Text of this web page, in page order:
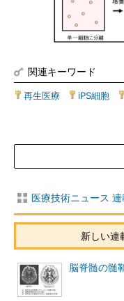
関連キーワード
再生医療 iPS細胞
医療技術ニュース
新しい連
脳脊髄の髄